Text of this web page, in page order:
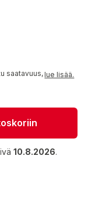
saatavuus,lue lisää.
10.8.2026.